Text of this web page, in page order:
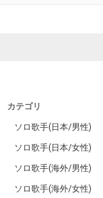
カテゴリ
ソロ歌手(日本/男性)
ソロ歌手(日本/女性)
ソロ歌手(海外/男性)
ソロ歌手(海外/女性)